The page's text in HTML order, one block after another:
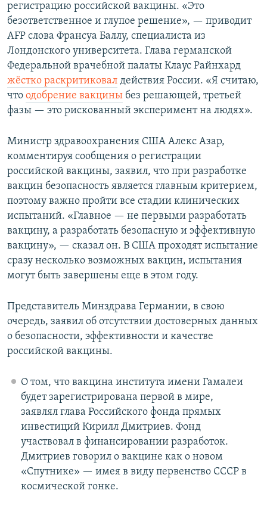
регистрацию российской вакцины. «Это
безответственное и глупое решение», — приводит
AFP слова Франсуа Баллу, специалиста из
Лондонского университета. Глава германской
Федеральной врачебной палаты Клаус Райнхард
жёстко раскритиковал действия России. «Я считаю,
что одобрение вакцины без решающей, третьей
фазы — это рискованный эксперимент на людях».
Министр здравоохранения США Алекс Азар,
комментируя сообщения о регистрации
российской вакцины, заявил, что при разработке
вакцин безопасность является главным критерием,
поэтому важно пройти все стадии клинических
испытаний. «Главное — не первыми разработать
вакцину, а разработать безопасную и эффективную
вакцину», — сказал он. В США проходят испытание
сразу несколько возможных вакцин, испытания
могут быть завершены еще в этом году.
Представитель Минздрава Германии, в свою
очередь, заявил об отсутствии достоверных данных
о безопасности, эффективности и качестве
российской вакцины.
О том, что вакцина института имени Гамалеи
будет зарегистрирована первой в мире,
заявлял глава Российского фонда прямых
инвестиций Кирилл Дмитриев. Фонд
участвовал в финансировании разработок.
Дмитриев говорил о вакцине как о новом
«Спутнике» — имея в виду первенство СССР в
космической гонке.